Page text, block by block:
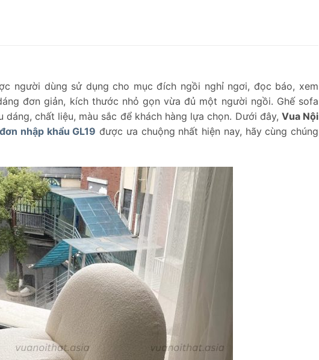
người dùng sử dụng cho mục đích ngồi nghỉ ngơi, đọc báo, xem
đơn giản, kích thước nhỏ gọn vừa đủ một người ngồi. Ghế sofa
chất liệu, màu sắc để khách hàng lựa chọn. Dưới đây, Vua Nội
nhập khẩu GL19 được ưa chuộng nhất hiện nay, hãy cùng chúng